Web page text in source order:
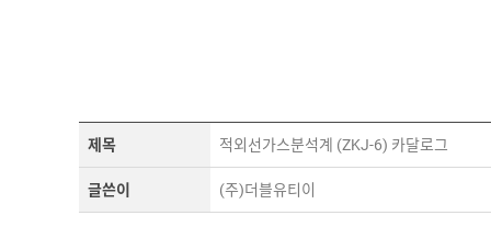
제목 적외선가스분석계 (ZKJ-6) 카달로그
글쓴이 (주)더블유티이